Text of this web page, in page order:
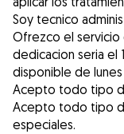
Soy tecnico
Ofrezco el servicio
dedicacion seria el
disponible de
Acepto todo tipo
Acepto todo tipo
especiales.